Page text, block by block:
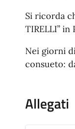
Si ricorda
TIRELLI” in
Nei giorni
consueto:
Allegati